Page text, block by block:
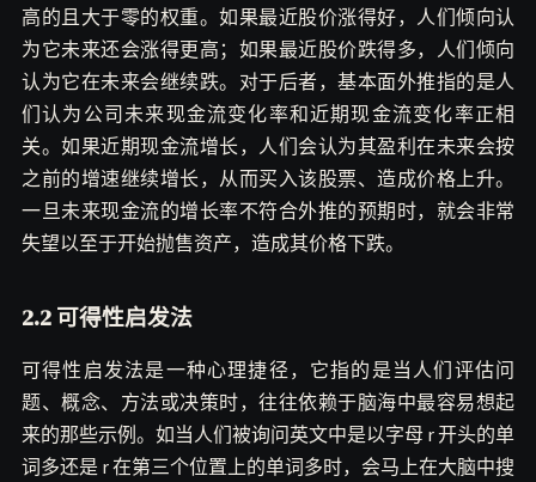
高的且大于零的权重。如果最近股价涨得好，人们倾向认
为它未来还会涨得更高；如果最近股价跌得多，人们倾向
认为它在未来会继续跌。对于后者，基本面外推指的是人
们认为公司未来现金流变化率和近期现金流变化率正相
关。如果近期现金流增长，人们会认为其盈利在未来会按
之前的增速继续增长，从而买入该股票、造成价格上升。
一旦未来现金流的增长率不符合外推的预期时，就会非常
失望以至于开始抛售资产，造成其价格下跌。
2.2 可得性启发法
可得性启发法是一种心理捷径，它指的是当人们评估问
题、概念、方法或决策时，往往依赖于脑海中最容易想起
来的那些示例。如当人们被询问英文中是以字母 r 开头的单
词多还是 r 在第三个位置上的单词多时，会马上在大脑中搜